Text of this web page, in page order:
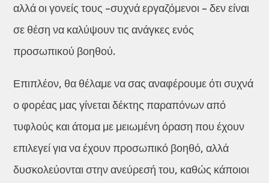
αλλά οι γονείς τους –συχνά εργαζόμενοι – δεν είναι
σε θέση να καλύψουν τις ανάγκες ενός
προσωπικού βοηθού.
Επιπλέον, θα θέλαμε να σας αναφέρουμε ότι συχνά
ο φορέας μας γίνεται δέκτης παραπόνων από
τυφλούς και άτομα με μειωμένη όραση που έχουν
επιλεγεί για να έχουν προσωπικό βοηθό, αλλά
δυσκολεύονται στην ανεύρεσή του, καθώς κάποιοι